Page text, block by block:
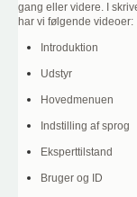
gang eller videre. I
har vi følgende videoer:
Introduktion
Udstyr
Hovedmenuen
Indstilling af sprog
Eksperttilstand
Bruger og ID